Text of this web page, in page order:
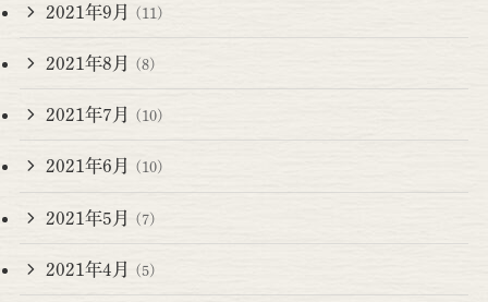
2021年9月 (11)
2021年8月 (8)
2021年7月 (10)
2021年6月 (10)
2021年5月 (7)
2021年4月 (5)